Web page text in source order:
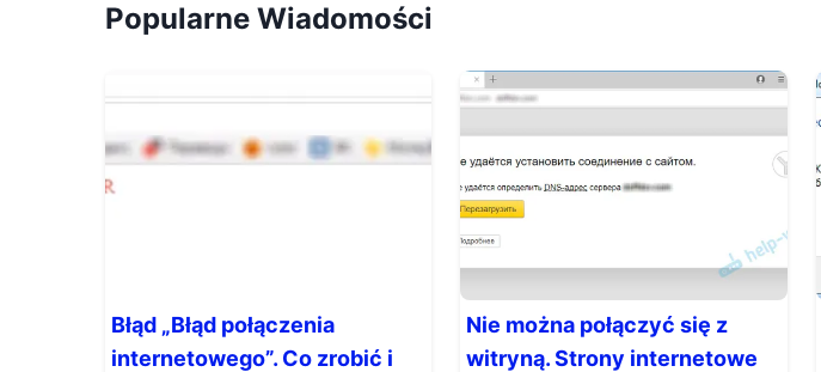
Popularne Wiadomości
Błąd „Błąd połączenia
internetowego”. Co zrobić i
Nie można połączyć się z
witryną. Strony internetowe